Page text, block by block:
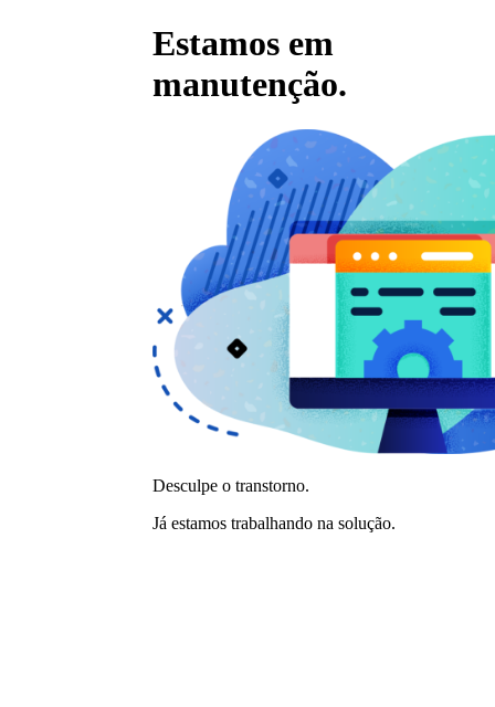
Estamos em
manutenção.
Desculpe o transtorno.
Já estamos trabalhando na solução.